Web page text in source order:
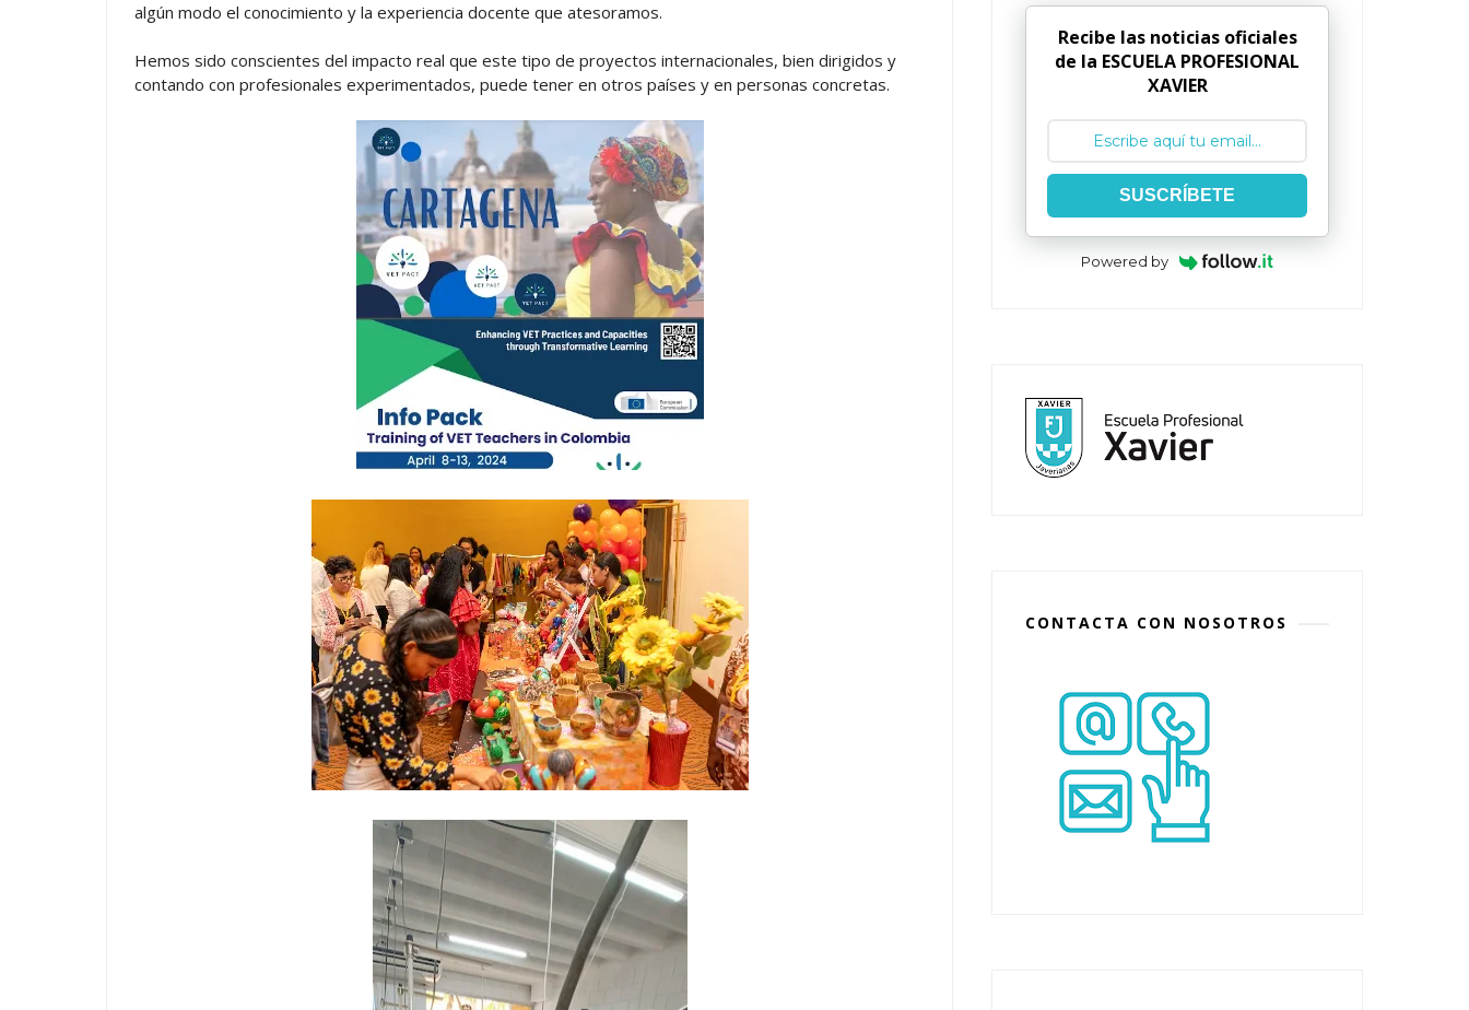
algún modo el conocimiento y la experiencia docente que atesoramos.
Hemos sido conscientes del impacto real que este tipo de proyectos internacionales, bien dirigidos y
contando con profesionales experimentados, puede tener en otros países y en personas concretas.
Recibe las noticias oficiales
de la ESCUELA PROFESIONAL
XAVIER
SUSCRÍBETE
Powered by
CONTACTA CON NOSOTROS